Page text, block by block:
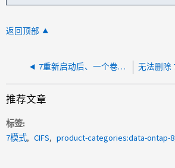
返回顶部
7重新启动后、一个卷的模式导出无法正常工作
推荐文章
标签
7模式
CIFS product-categories:data-ontap-8